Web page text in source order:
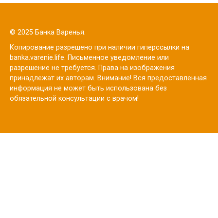
© 2025 Банка Варенья.
Копирование разрешено при наличии гиперссылки на
banka.varenie.life. Письменное уведомление или
разрешение не требуется. Права на изображения
принадлежат их авторам. Внимание! Вся предоставленная
информация не может быть использована без
обязательной консультации с врачом!